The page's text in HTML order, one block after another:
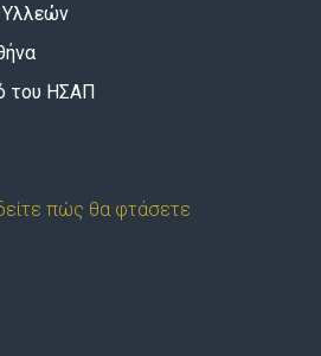
Υλλεών
του ΗΣΑΠ
πώς θα φτάσετε